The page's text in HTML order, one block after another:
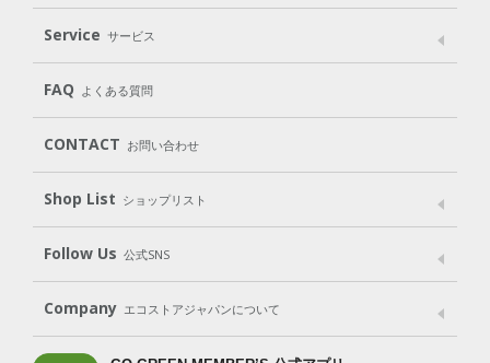
パッケージへのこだわり
動物実験をしない
Laundry
Cleaning Baby Kids
Body（ボディ） Hair（ヘア） Oral care（オーラルケア）
Goods （グッズ）
Gift set
Service サービス
User Guide
Subscription（定期便）
FAQ よくある質問
CONTACT お問い合わせ
Shop List ショップリスト
Shop List
Follow Us 公式SNS
LINE＠ Instagram Facebook
Company エコストアジャパンについて
会社案内 ご利用規約 プライバシーポリシー